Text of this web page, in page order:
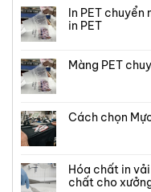
In PET
in PET
Màng PET
Cách chọn
Hóa chất in
chất cho